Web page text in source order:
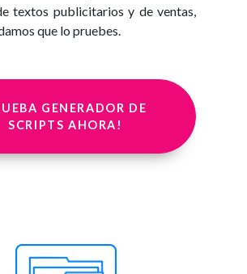
textos publicitarios y de ventas,
que lo pruebes.
GENERADOR DE
SCRIPTS AHORA!